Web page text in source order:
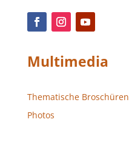
Multimedia
Thematische Broschüren
Photos